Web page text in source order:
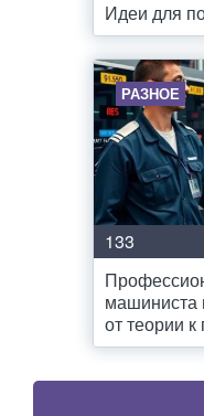
Идеи для
РАЗНОЕ
133
машиниста
от теории к